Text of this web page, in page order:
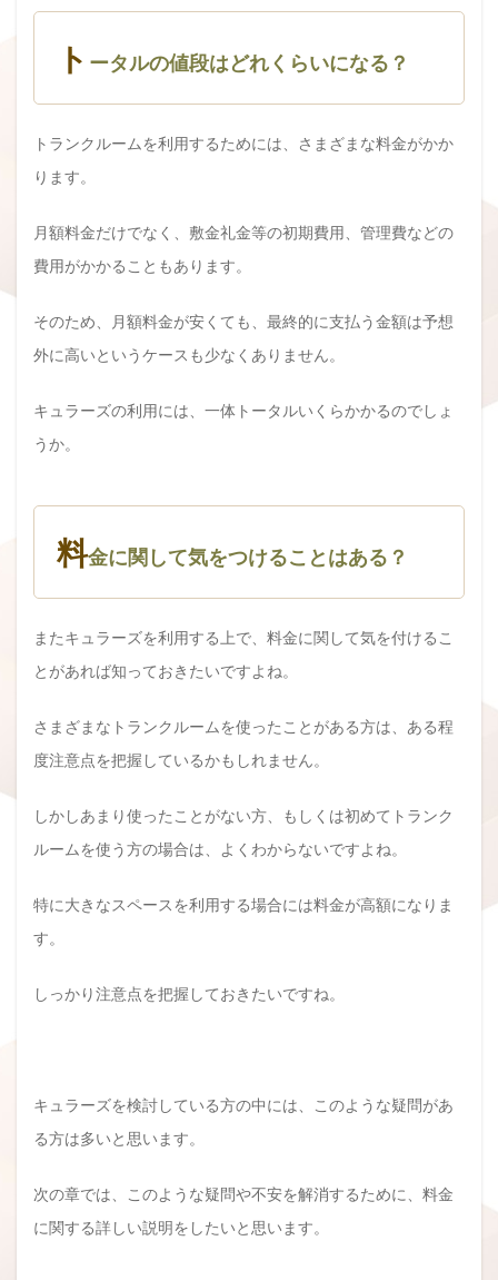
ト ータルの値段はどれくらいになる？
トランクルームを利用するためには、さまざまな料金がかか
ります。
月額料金だけでなく、敷金礼金等の初期費用、管理費などの
費用がかかることもあります。
そのため、月額料金が安くても、最終的に支払う金額は予想
外に高いというケースも少なくありません。
キュラーズの利用には、一体トータルいくらかかるのでしょ
うか。
料金に関して気をつけることはある？
またキュラーズを利用する上で、料金に関して気を付けるこ
とがあれば知っておきたいですよね。
さまざまなトランクルームを使ったことがある方は、ある程
度注意点を把握しているかもしれません。
しかしあまり使ったことがない方、もしくは初めてトランク
ルームを使う方の場合は、よくわからないですよね。
特に大きなスペースを利用する場合には料金が高額になりま
す。
しっかり注意点を把握しておきたいですね。
キュラーズを検討している方の中には、このような疑問があ
る方は多いと思います。
次の章では、このような疑問や不安を解消するために、料金
に関する詳しい説明をしたいと思います。